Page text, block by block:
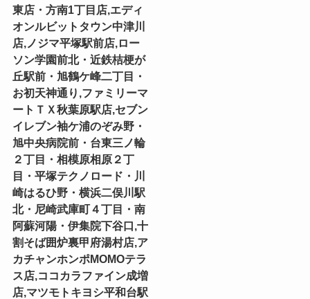
東店・方南1丁目店,エディ
オンルビットタウン中津川
店,ノジマ平塚駅前店,ロー
ソン学園前北・近鉄桔梗が
丘駅前・旭鶴ケ峰二丁目・
お初天神通り,ファミリーマ
ートＴＸ秋葉原駅店,セブン
イレブン袖ケ浦のぞみ野・
旭中央病院前・台東三ノ輪
２丁目・相模原相原２丁
目・平塚テクノロード・川
崎はるひ野・横浜二俣川駅
北・尼崎武庫町４丁目・南
阿蘇河陽・伊集院下谷口,十
割そば囲炉裏甲府湯村店,ア
カチャンホンポMOMOテラ
ス店,ココカラファイン成増
店,マツモトキヨシ平和台駅